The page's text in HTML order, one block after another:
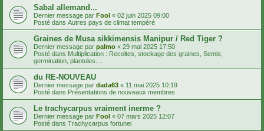
Sabal allemand...
Dernier message par Fool « 02 juin 2025 09:00
Posté dans Autres pays de climat tempéré
Graines de Musa sikkimensis Manipur / Red Tiger ?
Dernier message par palmo « 29 mai 2025 17:50
Posté dans Multiplication : Recoltes, stockage des graines, Semis,
germination, plantules....
du RE-NOUVEAU
Dernier message par dada63 « 11 mai 2025 10:19
Posté dans Présentations de nouveaux membres
Le trachycarpus vraiment inerme ?
Dernier message par Fool « 07 mars 2025 12:07
Posté dans Trachycarpus fortunei